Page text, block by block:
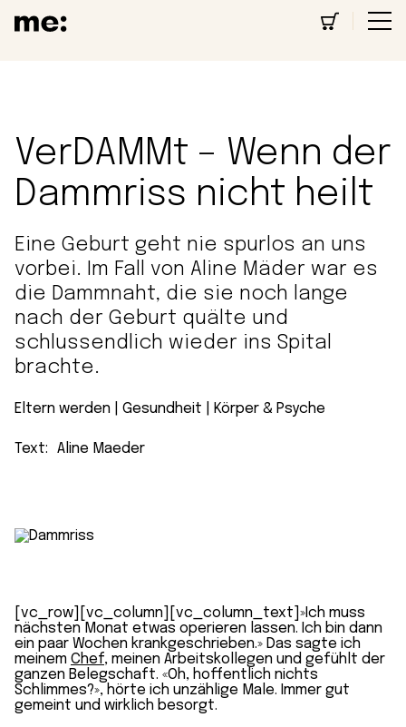
VerDAMMt – Wenn der
Dammriss nicht heilt
Eine Geburt geht nie spurlos an uns
vorbei. Im Fall von Aline Mäder war es
die Dammnaht, die sie noch lange
nach der Geburt quälte und
schlussendlich wieder ins Spital
brachte.
Eltern werden Gesundheit Körper & Psyche
Text: Aline Maeder
[vc_row][vc_column][vc_column_text]»Ich muss
nächsten Monat etwas operieren lassen. Ich bin dann
ein paar Wochen krankgeschrieben.» Das sagte ich
meinem Chef, meinen Arbeitskollegen und gefühlt der
ganzen Belegschaft. «Oh, hoffentlich nichts
Schlimmes?», hörte ich unzählige Male. Immer gut
gemeint und wirklich besorgt.